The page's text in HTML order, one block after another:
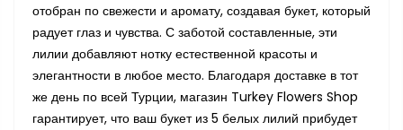
отобран по свежести и аромату, создавая букет, который
радует глаз и чувства. С заботой составленные, эти
лилии добавляют нотку естественной красоты и
элегантности в любое место. Благодаря доставке в тот
же день по всей Турции, магазин Turkey Flowers Shop
гарантирует, что ваш букет из 5 белых лилий прибудет